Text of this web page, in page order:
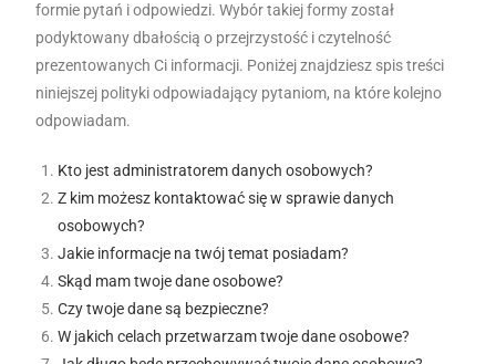
formie pytań i odpowiedzi. Wybór takiej formy został
podyktowany dbałością o przejrzystość i czytelność
prezentowanych Ci informacji. Poniżej znajdziesz spis treści
niniejszej polityki odpowiadający pytaniom, na które kolejno
odpowiadam.
Kto jest administratorem danych osobowych?
Z kim możesz kontaktować się w sprawie danych
osobowych?
Jakie informacje na twój temat posiadam?
Skąd mam twoje dane osobowe?
Czy twoje dane są bezpieczne?
W jakich celach przetwarzam twoje dane osobowe?